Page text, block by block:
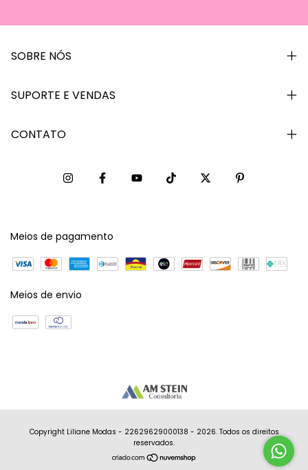
SOBRE NÓS
SUPORTE E VENDAS
CONTATO
Meios de pagamento
Meios de envio
Copyright Liliane Modas - 22629629000138 - 2026. Todos os direitos
reservados.